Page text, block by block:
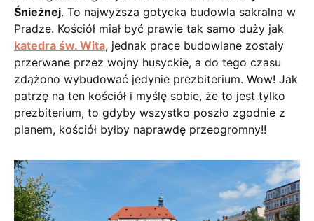
Śnieżnej. To najwyższa gotycka budowla sakralna w
Pradze. Kościół miał być prawie tak samo duży jak
katedra św. Wita, jednak prace budowlane zostały
przerwane przez wojny husyckie, a do tego czasu
zdążono wybudować jedynie prezbiterium. Wow! Jak
patrzę na ten kościół i myślę sobie, że to jest tylko
prezbiterium, to gdyby wszystko poszło zgodnie z
planem, kościół byłby naprawdę przeogromny!!